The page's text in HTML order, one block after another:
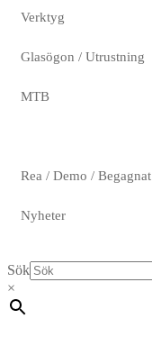
Verktyg
Glasögon / Utrustning
MTB
Rea / Demo / Begagnat
Nyheter
Sök
×